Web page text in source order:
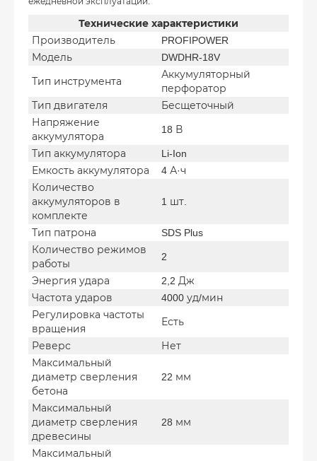
Технические характеристики
Производитель
PROFIPOWER
Модель
DWDHR-18V
Тип инструмента
Аккумуляторный
перфоратор
Тип двигателя
Бесщеточный
Напряжение
аккумулятора
18 В
Тип аккумулятора
Li-Ion
Емкость аккумулятора
4 А·ч
Количество
аккумуляторов в
комплекте
1 шт.
Тип патрона
SDS Plus
Количество режимов
работы
2
Энергия удара
2,2 Дж
Частота ударов
4000 уд/мин
Регулировка частоты
вращения
Есть
Реверс
Нет
Максимальный
диаметр сверления
бетона
22 мм
Максимальный
диаметр сверления
древесины
28 мм
Максимальный